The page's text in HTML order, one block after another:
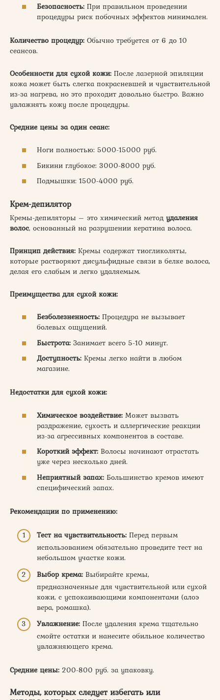
Безопасность: При правильном проведении
процедуры риск побочных эффектов минимален.
Количество процедур: Обычно требуется от 6 до 10
сеансов.
Особенности для сухой кожи: После лазерной эпиляции
кожа может быть слегка покрасневшей и чувствительной
из-за нагрева, но это проходит довольно быстро. Важно
увлажнять кожу после процедуры.
Средние цены за один сеанс:
Ноги полностью: 5000-15000 руб.
Бикини глубокое: 3000-8000 руб.
Подмышки: 1500-4000 руб.
Крем-депилятор
Кремы-депиляторы – это химический метод удаления
волос, основанный на разрушении кератина волоса.
Принцип действия: Кремы содержат тиогликоляты,
которые растворяют дисульфидные связи в белке волоса,
делая его слабым и легко удаляемым.
Преимущества для сухой кожи:
Безболезненность: Процедура не вызывает
болевых ощущений.
Быстрота: Занимает всего 5-10 минут.
Доступность: Кремы легко найти в любом
магазине.
Недостатки для сухой кожи:
Химическое воздействие: Может вызвать
раздражение, сухость и аллергические реакции
из-за агрессивных компонентов в составе.
Короткий эффект: Волосы начинают отрастать
уже через несколько дней.
Неприятный запах: Большинство кремов имеют
специфический запах.
Рекомендации по применению:
Тест на чувствительность: Перед первым
использованием обязательно проведите тест на
небольшом участке кожи.
Выбор крема: Выбирайте кремы,
предназначенные для чувствительной или сухой
кожи, с успокаивающими компонентами (алоэ
вера, ромашка).
Увлажнение: После удаления крема тщательно
смойте остатки и нанесите обильное количество
увлажняющего крема.
Средние цены: 200-800 руб. за упаковку.
Методы, которых следует избегать или